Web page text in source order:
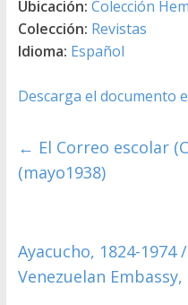
Ubicación: Colección
Colección: Revistas
Idioma: Español
Descarga el documento
← El Correo escolar
(mayo1938)
Ayacucho, 1824-
Venezuelan